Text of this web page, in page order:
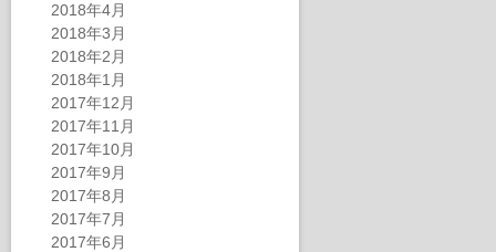
2018年4月
2018年3月
2018年2月
2018年1月
2017年12月
2017年11月
2017年10月
2017年9月
2017年8月
2017年7月
2017年6月